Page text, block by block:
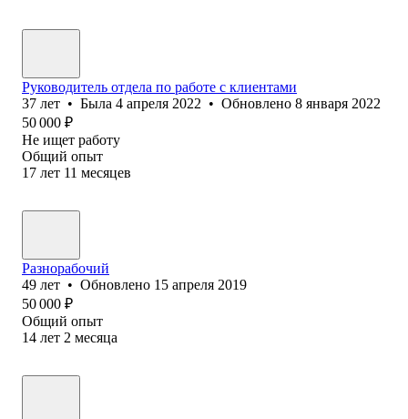
Руководитель отдела по работе с клиентами
37 лет • Была 4 апреля 2022 • Обновлено 8 января 2022
50 000 ₽
Не ищет работу
Общий опыт
17 лет 11 месяцев
Разнорабочий
49 лет • Обновлено 15 апреля 2019
50 000 ₽
Общий опыт
14 лет 2 месяца